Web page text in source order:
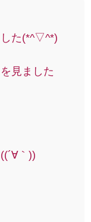
した(*^▽^*)
見ました
｀))